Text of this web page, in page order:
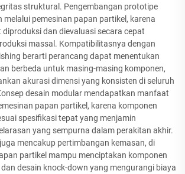
struktural. Pengembangan prototipe
melalui pemesinan papan partikel, karena
dan dievaluasi secara cepat
massal. Kompatibilitasnya dengan
berarti perancang dapat menentukan
berbeda untuk masing-masing komponen,
akurasi dimensi yang konsisten di seluruh
desain modular mendapatkan manfaat
papan partikel, karena komponen
spesifikasi tepat yang menjamin
yang sempurna dalam perakitan akhir.
mencakup pertimbangan kemasan, di
partikel mampu menciptakan komponen
desain knock-down yang mengurangi biaya